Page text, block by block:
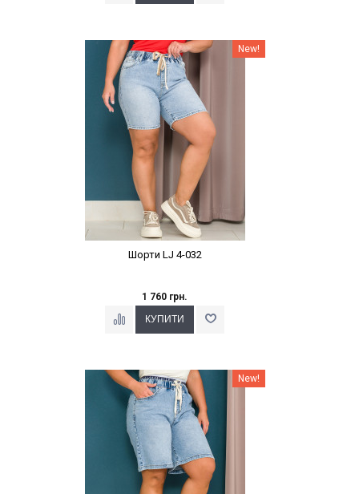
Наклейки Варіант з % New!
Шорти LJ 4-032
1 760 грн.
Наклейки Варіант з % New!